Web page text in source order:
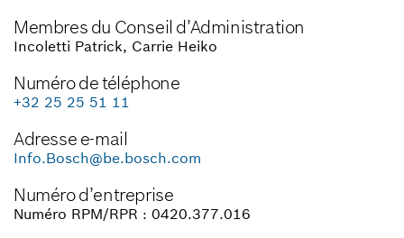
Membres du Conseil d’Administration
Incoletti Patrick, Carrie Heiko
Numéro de téléphone
+32 25 25 51 11
Adresse e-mail
Info.Bosch@be.bosch.com
Numéro d’entreprise
Numéro RPM/RPR : 0420.377.016